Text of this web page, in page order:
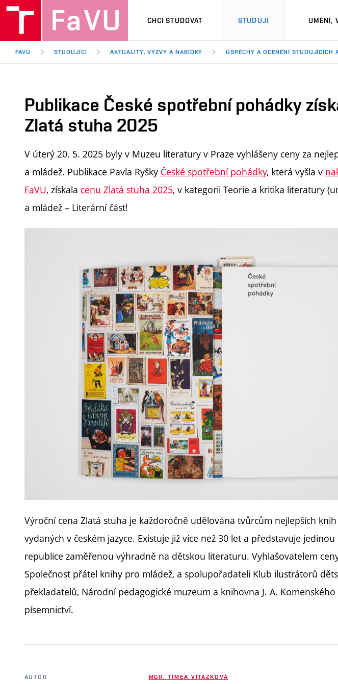
CHCI STUDOVAT STUDUJI UMĚNÍ,
FAVU STUDUJÍCÍ AKTUALITY, VÝZVY A NABÍDKY ÚSPĚCHY A OCENĚNÍ STUDUJÍCÍCH
Publikace České spotřební pohádky
Zlatá stuha 2025
V úterý 20. 5. 2025 byly v Muzeu literatury v Praze vyhlášeny ceny za
a mládež. Publikace Pavla Ryšky České spotřební pohádky, která vyšla v
FaVU, získala cenu Zlatá stuha 2025, v kategorii Teorie a kritika literatury
a mládež – Literární část!
Výroční cena Zlatá stuha je každoročně udělována tvůrcům nejlepších
vydaných v českém jazyce. Existuje již více než 30 let a představuje jedinou
republice zaměřenou výhradně na dětskou literaturu. Vyhlašovatelem ceny
Společnost přátel knihy pro mládež, a spolupořadateli Klub ilustrátorů
překladatelů, Národní pedagogické muzeum a knihovna J. A.
písemnictví.
AUTOR
MGR. TÍMEA VITÁZKOVÁ